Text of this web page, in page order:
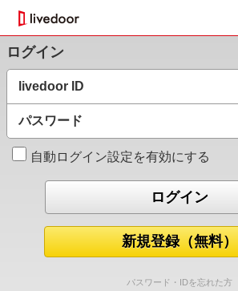
ログイン
livedoor ID
パスワード
自動ログイン設定を有効にする
新規登録（無料）
パスワード・IDを忘れた方